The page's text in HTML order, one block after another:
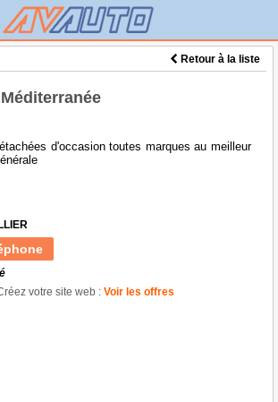
Retour à la liste
d'occasion toutes marques au meilleur
votre site web : Voir les offres